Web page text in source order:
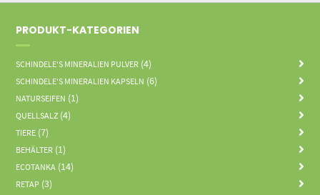
PRODUKT-KATEGORIEN
SCHINDELE'S MINERALIEN PULVER (4)
SCHINDELE'S MINERALIEN KAPSELN (6)
NATURSEIFEN (1)
QUELLSALZ (4)
TIERE (7)
BEHÄLTER (1)
ECOTANKA (14)
RETAP (3)